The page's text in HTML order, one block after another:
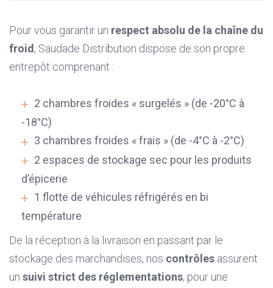
Pour vous garantir un respect absolu de la chaîne du
froid , Saudade Distribution dispose de son propre
entrepôt comprenant :
2 chambres froides « surgelés » (de -20°C à
-18°C)
3 chambres froides « frais » (de -4°C à -2°C)
2 espaces de stockage sec pour les produits
d’épicerie
1 flotte de véhicules réfrigérés en bi
température
De la réception à la livraison en passant par le
stockage des marchandises, nos contrôles assurent
un suivi strict des réglementations, pour une